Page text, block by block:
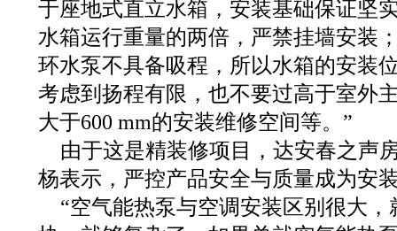
于座地式直立水箱，安装基础保证坚
水箱运行重量的两倍，严禁挂墙安装
环水泵不具备吸程，所以水箱的安装
考虑到扬程有限，也不要过高于室外
大于600 mm的安装维修空间等。”
由于这是精装修项目，达安春之声
杨表示，严控产品安全与质量成为安
“空气能热泵与空调安装区别很大